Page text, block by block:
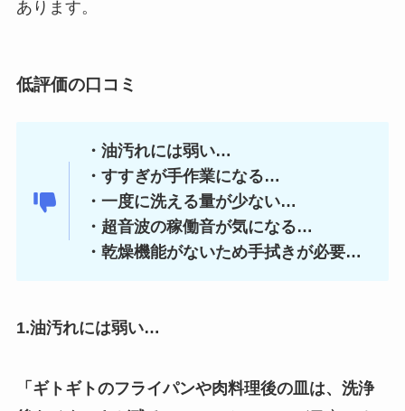
あります。
低評価の口コミ
・油汚れには弱い…
・すすぎが手作業になる…
・一度に洗える量が少ない…
・超音波の稼働音が気になる…
・乾燥機能がないため手拭きが必要…
1.油汚れには弱い…
「ギトギトのフライパンや肉料理後の皿は、洗浄